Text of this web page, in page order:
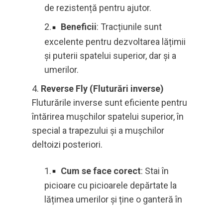
de rezistență pentru ajutor.
Beneficii: Tracțiunile sunt
excelente pentru dezvoltarea lățimii
și puterii spatelui superior, dar și a
umerilor.
Reverse Fly (Fluturări inverse)
Fluturările inverse sunt eficiente pentru
întărirea mușchilor spatelui superior, în
special a trapezului și a mușchilor
deltoizi posteriori.
Cum se face corect: Stai în
picioare cu picioarele depărtate la
lățimea umerilor și ține o ganteră în